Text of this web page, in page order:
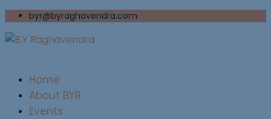
byr@byraghavendra.com
Home
About BYR
Events